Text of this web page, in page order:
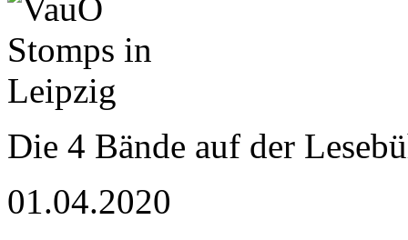
Die 4 Bände auf der
01.04.2020